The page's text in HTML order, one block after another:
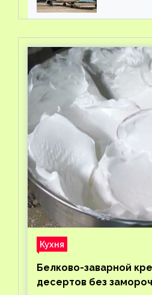
Кухня
Белково-заварной
десертов без